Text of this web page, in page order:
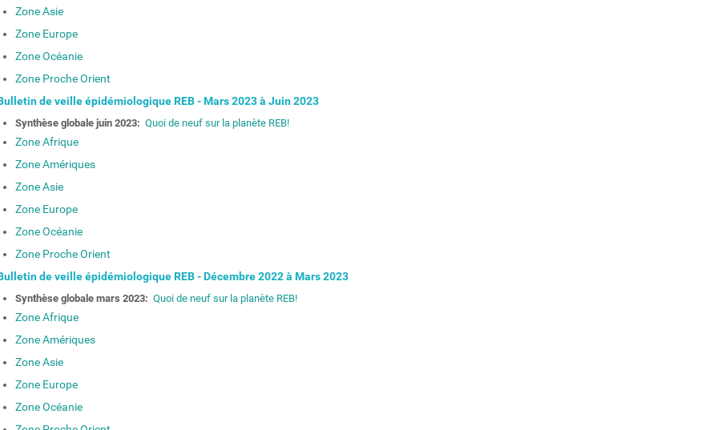
Zone Asie
Zone Europe
Zone Océanie
Zone Proche Orient
de veille épidémiologique REB - Mars 2023 à Juin 2023
Synthèse globale juin 2023: Quoi de neuf sur la planète REB!
Zone Afrique
Zone Amériques
Zone Asie
Zone Europe
Zone Océanie
Zone Proche Orient
de veille épidémiologique REB - Décembre 2022 à Mars 2023
Synthèse globale mars 2023: Quoi de neuf sur la planète REB!
Zone Afrique
Zone Amériques
Zone Asie
Zone Europe
Zone Océanie